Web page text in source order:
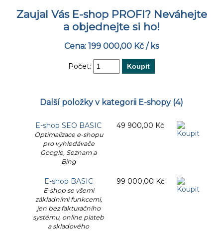
Zaujal Vás E-shop PROFI? Neváhejte
a objednejte si ho!
Cena: 199 000,00 Kč / ks
Počet:
Další položky v kategorii E-shopy(4)
E-shop SEO BASIC
Optimalizace e-shopu
pro vyhledávače
Google, Seznam a
Bing
49 900,00 Kč
E-shop BASIC
E-shop se všemi
základními funkcemi,
jen bez fakturačního
systému, online plateb
a skladového
99 000,00 Kč